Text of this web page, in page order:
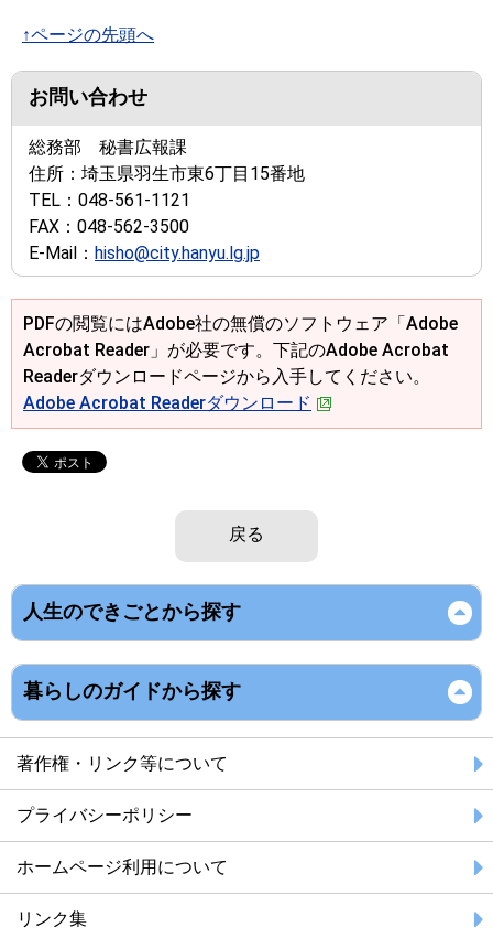
↑ページの先頭へ
お問い合わせ
総務部 秘書広報課
住所： 埼玉県羽生市東6丁目15番地
TEL： 048-561-1121
FAX： 048-562-3500
E-Mail： hisho@city.hanyu.lg.jp
PDFの閲覧にはAdobe社の無償のソフトウェア「Adobe
Acrobat Reader」が必要です。下記のAdobe Acrobat
Readerダウンロードページから入手してください。
Adobe Acrobat Readerダウンロード
戻る
人生のできごとから探す
暮らしのガイドから探す
著作権・リンク等について
プライバシーポリシー
ホームページ利用について
リンク集